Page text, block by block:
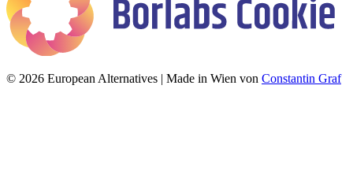
© 2026 European Alternatives | Made in Wien von Constantin Graf